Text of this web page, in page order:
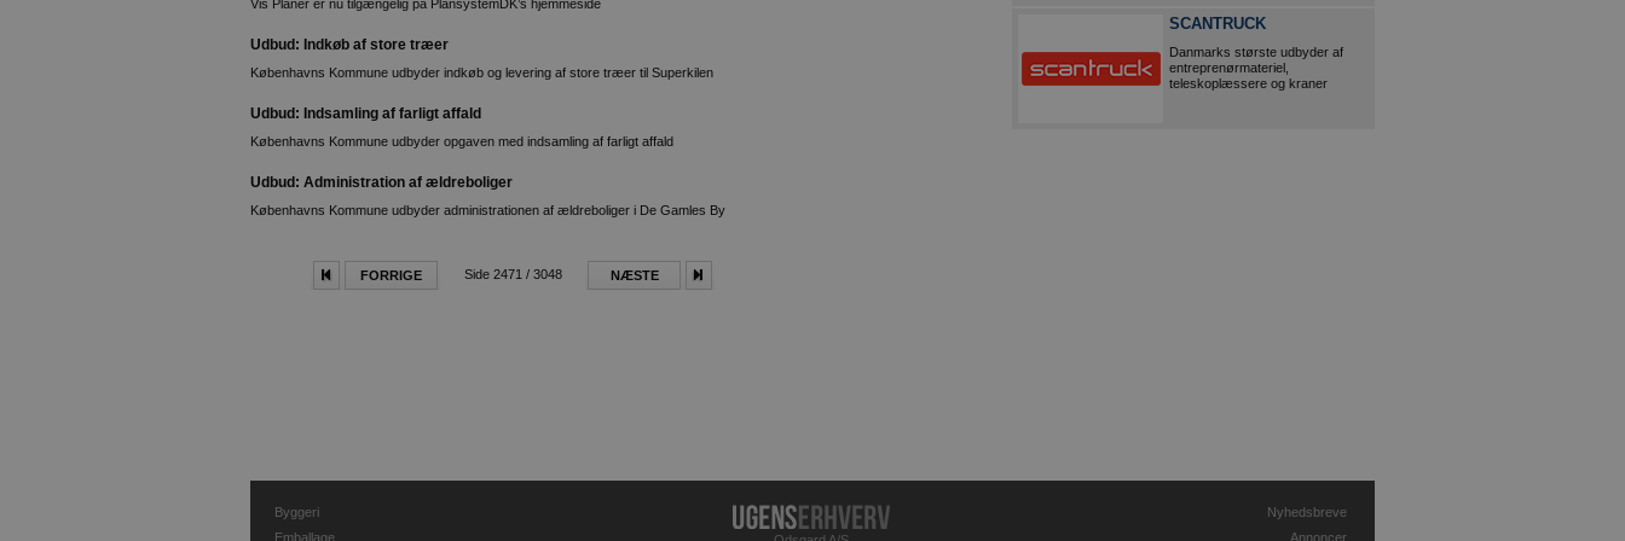
Vis Planer er nu tilgængelig på PlansystemDK’s hjemmeside
Udbud: Indkøb af store træer
Københavns Kommune udbyder indkøb og levering af store træer til Superkilen
Udbud: Indsamling af farligt affald
Københavns Kommune udbyder opgaven med indsamling af farligt affald
Udbud: Administration af ældreboliger
Københavns Kommune udbyder administrationen af ældreboliger i De Gamles By
FORRIGE Side 2471 / 3048 NÆSTE
SCANTRUCK
Danmarks største udbyder af
entreprenørmateriel,
teleskoplæssere og kraner
Byggeri
Emballage
Nyhedsbreve
Annoncer